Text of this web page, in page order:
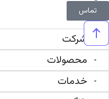
تماس
شرکت
محصولات
خدمات